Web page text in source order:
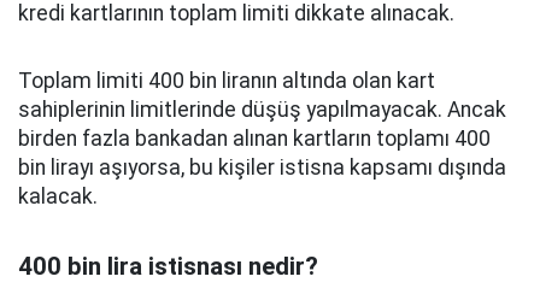
kredi kartlarının toplam limiti dikkate alınacak.
Toplam limiti 400 bin liranın altında olan kart
sahiplerinin limitlerinde düşüş yapılmayacak. Ancak
birden fazla bankadan alınan kartların toplamı 400
bin lirayı aşıyorsa, bu kişiler istisna kapsamı dışında
kalacak.
400 bin lira istisnası nedir?